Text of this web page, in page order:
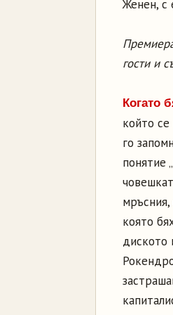
Женен, с
гости и
Когато
който
го
понятие
която
диското